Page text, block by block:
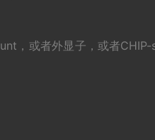
，或者外显子，或者